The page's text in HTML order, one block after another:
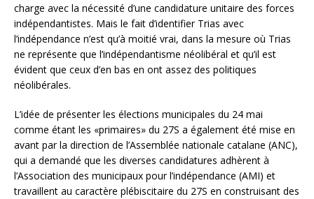
charge avec la nécessité d’une candidature unitaire des forces
indépendantistes. Mais le fait d’identifier Trias avec
l’indépendance n’est qu’à moitié vrai, dans la mesure où Trias
ne représente que l’indépendantisme néolibéral et qu’il est
évident que ceux d’en bas en ont assez des politiques
néolibérales.
L’idée de présenter les élections municipales du 24 mai
comme étant les «primaires» du 27S a également été mise en
avant par la direction de l’Assemblée nationale catalane (ANC),
qui a demandé que les diverses candidatures adhèrent à
l’Association des municipaux pour l’indépendance (AMI) et
travaillent au caractère plébiscitaire du 27S en construisant des